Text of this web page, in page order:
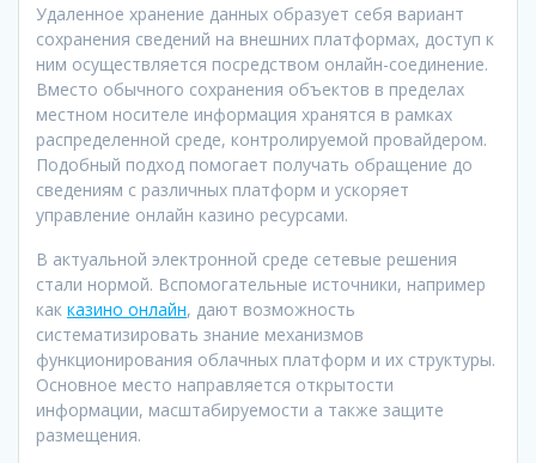
Удаленное хранение данных образует себя вариант
сохранения сведений на внешних платформах, доступ к
ним осуществляется посредством онлайн-соединение.
Вместо обычного сохранения объектов в пределах
местном носителе информация хранятся в рамках
распределенной среде, контролируемой провайдером.
Подобный подход помогает получать обращение до
сведениям с различных платформ и ускоряет
управление онлайн казино ресурсами.
В актуальной электронной среде сетевые решения
стали нормой. Вспомогательные источники, например
как казино онлайн, дают возможность
систематизировать знание механизмов
функционирования облачных платформ и их структуры.
Основное место направляется открытости
информации, масштабируемости а также защите
размещения.